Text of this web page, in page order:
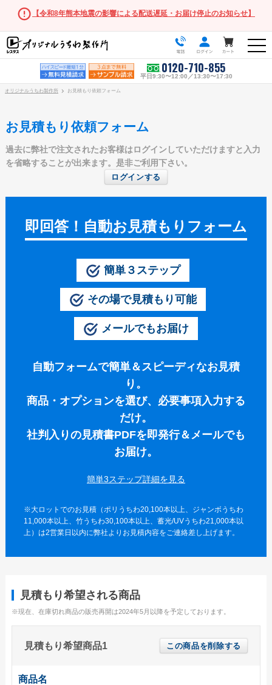
【令和8年熊本地震の影響による配送遅延・お届け停止のお知らせ】
0120-710-855
平日9:30〜12:00／13:30〜17:30
うちわ商品一覧
ポリうちわ（Mサイズ）
ポリうちわ（Sサイズ）
ポリうちわ（XSサイズ）
伝統⽵うちわ（オリジナル）
きらめきうちわ（Mサイズ）
クリアうちわ（Mサイズ）
紙うちわ
紙うちわ ハート型
紙うちわ ユニフォーム型
紙うちわ パンダ・くま型
エコ紙うちわ（ジュニア）
エコ紙うちわ（オリジナル）
蓄光うちわ（XSサイズ）
UVうちわ（Mサイズ）
オリジナルうちわ製作所 お見積もり依頼フォーム
お見積もり依頼フォーム
過去に弊社で注文されたお客様はログインしていただけますと入力
を省略することが出来ます。是非ご利用下さい。
ログインする
即回答！自動お見積もりフォーム
簡単３ステップ
その場で見積もり可能
メールでもお届け
自動フォームで簡単＆スピーディなお見積
り。
商品・オプションを選び、必要事項入力する
だけ。
社判入りの見積書PDFを即発行＆メールでも
お届け。
簡単3ステップ詳細を
※大ロットでのお見積（ポリうちわ20,100本以上、ジャンボうちわ
11,000本以上、竹うちわ30,100本以上、蓄光/UVうちわ21,000本以
上）は2営業日以内に弊社よりお見積内容をご連絡差し上げます。
見積もり希望される商品
※現在、在庫切れ商品の販売再開は2024年5月以降を予定しております。
見積もり希望商品1 この商品を削除する
商品名